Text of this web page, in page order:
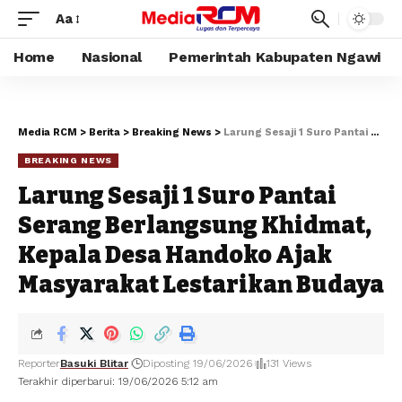
Aa
Home Nasional Pemerintah Kabupaten Ngawi
Media RCM > Berita > Breaking News > Larung Sesaji 1 Suro Pantai Serang Berlangsung Khidmat, Kepala Desa Handoko Ajak Masyarakat Lestarikan Budaya
BREAKING NEWS
Larung Sesaji 1 Suro Pantai
Serang Berlangsung Khidmat,
Kepala Desa Handoko Ajak
Masyarakat Lestarikan Budaya
Terakhir diperbarui: 19/06/2026 5:12 am
ReporterBasuki Blitar Diposting 19/06/2026 131 Views